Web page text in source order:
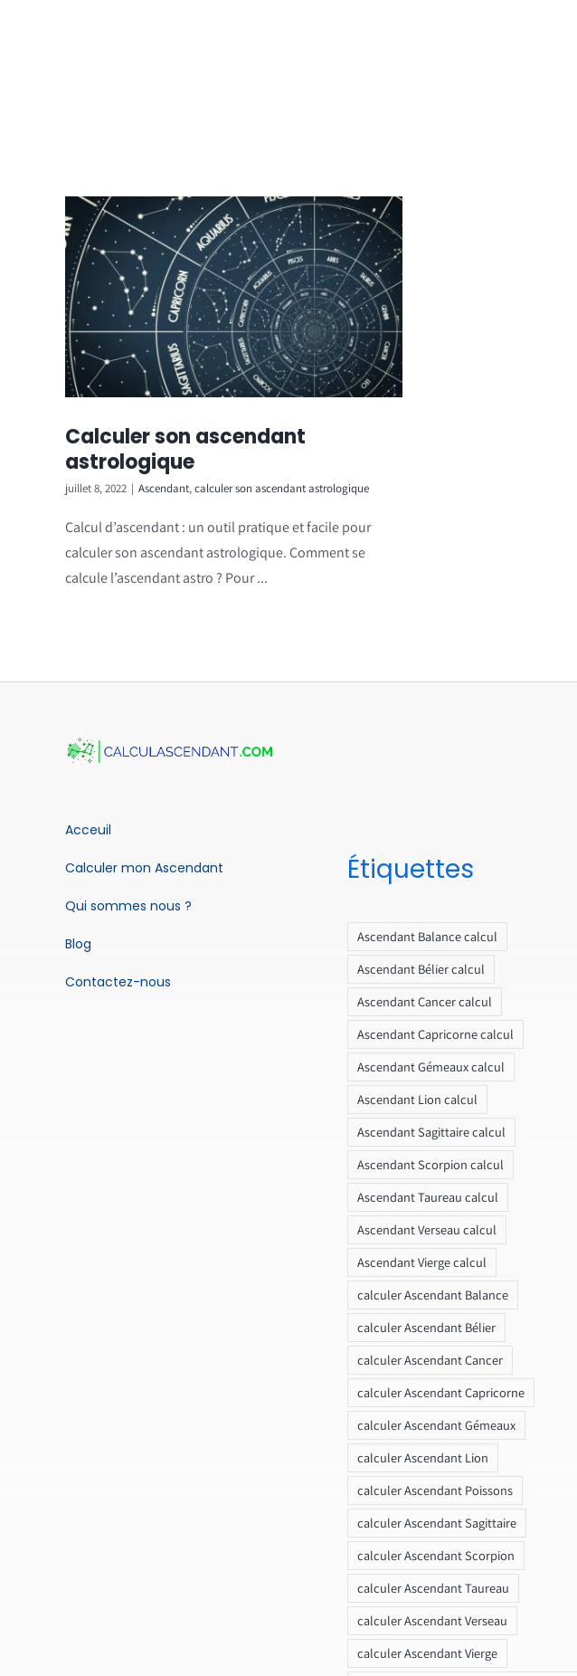
Calculer son ascendant
astrologique
juillet 8, 2022 | Ascendant,calculer son ascendant astrologique
Calcul d’ascendant : un outil pratique et facile pour
calculer son ascendant astrologique. Comment se
calcule l’ascendant astro ? Pour ...
Acceuil
Calculer mon Ascendant
Qui sommes nous ?
Blog
Contactez-nous
Étiquettes
Ascendant Balance calcul
Ascendant Bélier calcul
Ascendant Cancer calcul
Ascendant Capricorne calcul
Ascendant Gémeaux calcul
Ascendant Lion calcul
Ascendant Sagittaire calcul
Ascendant Scorpion calcul
Ascendant Taureau calcul
Ascendant Verseau calcul
Ascendant Vierge calcul
calculer Ascendant Balance
calculer Ascendant Bélier
calculer Ascendant Cancer
calculer Ascendant Capricorne
calculer Ascendant Gémeaux
calculer Ascendant Lion
calculer Ascendant Poissons
calculer Ascendant Sagittaire
calculer Ascendant Scorpion
calculer Ascendant Taureau
calculer Ascendant Verseau
calculer Ascendant Vierge